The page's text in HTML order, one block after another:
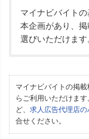
マイナビバイト
本企画があり、
選びいただけます
マイナビバイトの掲
らご利用いただけま
ど、 求人広告代理店の
合せください。